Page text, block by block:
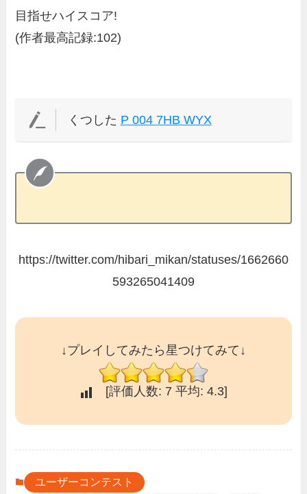
目指せハイスコア!
(作者最高記録:102)
くつした P 004 7HB WYX
https://twitter.com/hibari_mikan/statuses/1662660
593265041409
↓プレイしてみたら星つけてみて↓
[評価人数: 7 平均: 4.3]
ユーザーコンテスト